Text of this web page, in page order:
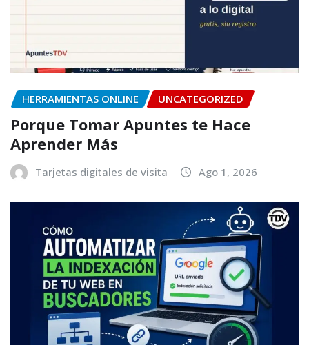
HERRAMIENTAS ONLINE UNCATEGORIZED
Porque Tomar Apuntes te Hace
Aprender Más
Tarjetas digitales de visita Ago 1, 2026